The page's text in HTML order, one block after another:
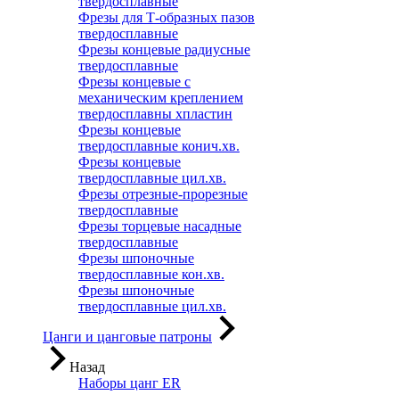
Фрезы для Т-образных пазов
твердосплавные
Фрезы концевые радиусные
твердосплавные
Фрезы концевые с
механическим креплением
твердосплавны хпластин
Фрезы концевые
твердосплавные конич.хв.
Фрезы концевые
твердосплавные цил.хв.
Фрезы отрезные-прорезные
твердосплавные
Фрезы торцевые насадные
твердосплавные
Фрезы шпоночные
твердосплавные кон.хв.
Фрезы шпоночные
твердосплавные цил.хв.
Цанги и цанговые патроны
Назад
Наборы цанг ER